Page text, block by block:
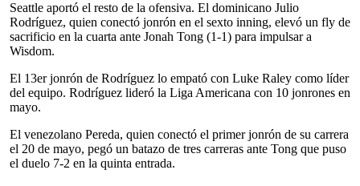
Seattle aportó el resto de la ofensiva. El dominicano Julio
Rodríguez, quien conectó jonrón en el sexto inning, elevó un fly de
sacrificio en la cuarta ante Jonah Tong (1-1) para impulsar a
Wisdom.
El 13er jonrón de Rodríguez lo empató con Luke Raley como líder
del equipo. Rodríguez lideró la Liga Americana con 10 jonrones en
mayo.
El venezolano Pereda, quien conectó el primer jonrón de su carrera
el 20 de mayo, pegó un batazo de tres carreras ante Tong que puso
el duelo 7-2 en la quinta entrada.